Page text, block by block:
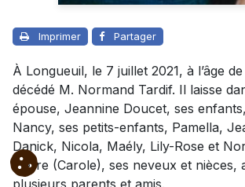
Imprimer Partager
À Longueuil, le 7 juillet 2021, à l’âge
décédé M. Normand Tardif. Il laisse
épouse, Jeannine Doucet, ses
Nancy, ses petits-enfants, Pamella,
Danick, Nicola, Maély, Lily-Rose et
Pierre (Carole), ses neveux et nièces,
plusieurs parents et amis.